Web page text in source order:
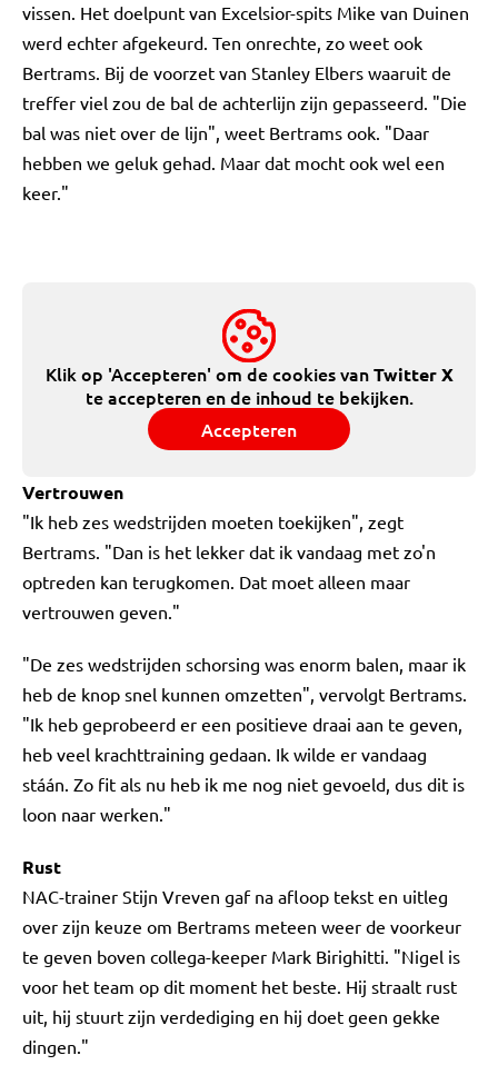
vissen. Het doelpunt van Excelsior-spits Mike van Duinen
werd echter afgekeurd. Ten onrechte, zo weet ook
Bertrams. Bij de voorzet van Stanley Elbers waaruit de
treffer viel zou de bal de achterlijn zijn gepasseerd. "Die
bal was niet over de lijn", weet Bertrams ook. "Daar
hebben we geluk gehad. Maar dat mocht ook wel een
keer."
Klik op 'Accepteren' om de cookies vanTwitter X
te accepteren en de inhoud te bekijken.
Accepteren
Vertrouwen
"Ik heb zes wedstrijden moeten toekijken", zegt
Bertrams. "Dan is het lekker dat ik vandaag met zo'n
optreden kan terugkomen. Dat moet alleen maar
vertrouwen geven."
"De zes wedstrijden schorsing was enorm balen, maar ik
heb de knop snel kunnen omzetten", vervolgt Bertrams.
"Ik heb geprobeerd er een positieve draai aan te geven,
heb veel krachttraining gedaan. Ik wilde er vandaag
stáán. Zo fit als nu heb ik me nog niet gevoeld, dus dit is
loon naar werken."
Rust
NAC-trainer Stijn Vreven gaf na afloop tekst en uitleg
over zijn keuze om Bertrams meteen weer de voorkeur
te geven boven collega-keeper Mark Birighitti. "Nigel is
voor het team op dit moment het beste. Hij straalt rust
uit, hij stuurt zijn verdediging en hij doet geen gekke
dingen."